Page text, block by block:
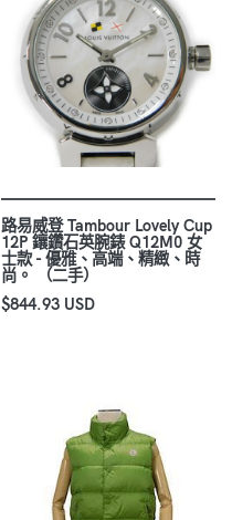
路易威登 Tambour Lovely Cup
12P 鑲鑽石英腕錶 Q12M0 女
士款 - 優雅、高端、精緻、時
尚。 （二手）
$844.93 USD